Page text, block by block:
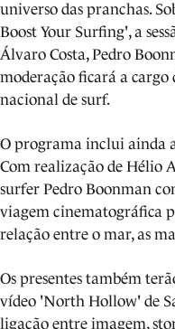
universo das pranchas.
Boost Your Surfing', a
Álvaro Costa, Pedro
moderação ficará a cargo
nacional de surf.
O programa inclui ainda
Com realização de Hélio
surfer Pedro Boonman
viagem cinematográfica
relação entre o mar, as
Os presentes também
vídeo 'North Hollow' de
ligação entre imagem,